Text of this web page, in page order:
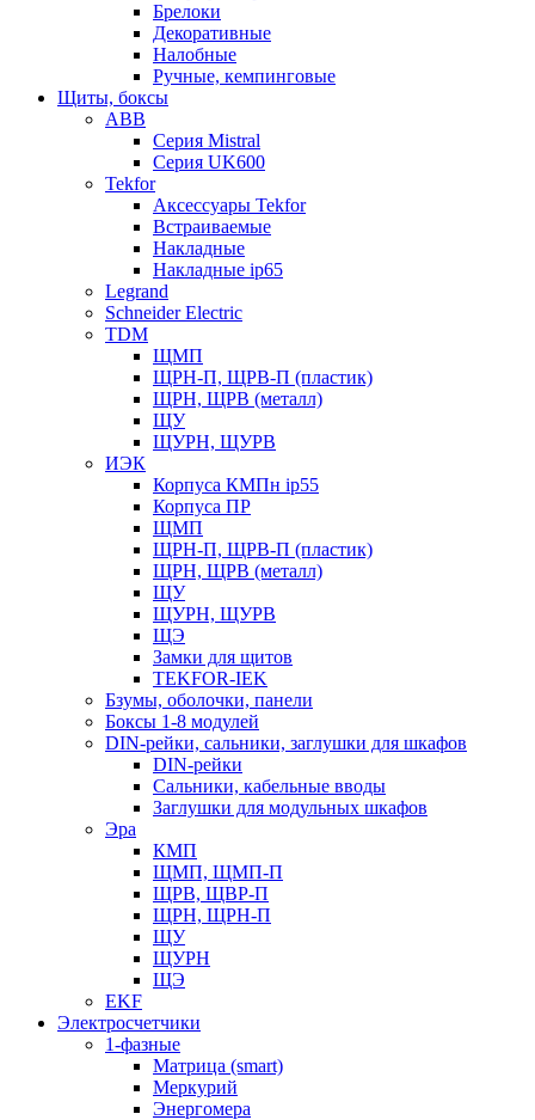
Брелоки
Декоративные
Налобные
Ручные, кемпинговые
Щиты, боксы
ABB
Серия Mistral
Серия UK600
Tekfor
Аксессуары Tekfor
Встраиваемые
Накладные
Накладные ip65
Legrand
Schneider Electric
TDM
ЩМП
ЩРН-П, ЩРВ-П (пластик)
ЩРН, ЩРВ (металл)
ЩУ
ЩУРН, ЩУРВ
ИЭК
Корпуса КМПн ip55
Корпуса ПР
ЩМП
ЩРН-П, ЩРВ-П (пластик)
ЩРН, ЩРВ (металл)
ЩУ
ЩУРН, ЩУРВ
ЩЭ
Замки для щитов
TEKFOR-IEK
Бзумы, оболочки, панели
Боксы 1-8 модулей
DIN-рейки, сальники, заглушки для шкафов
DIN-рейки
Сальники, кабельные вводы
Заглушки для модульных шкафов
Эра
КМП
ЩМП, ЩМП-П
ЩРВ, ЩВР-П
ЩРН, ЩРН-П
ЩУ
ЩУРН
ЩЭ
EKF
Электросчетчики
1-фазные
Матрица (smart)
Меркурий
Энергомера